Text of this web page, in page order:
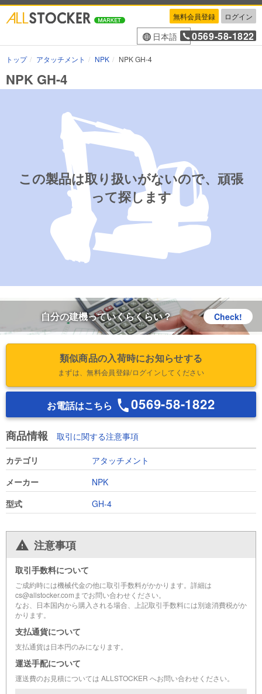
無料会員登録 ログイン
日本語 0569-58-1822
トップ アタッチメント NPK NPK GH-4
NPK GH-4
この製品は取り扱いがないので、頑張
って探します
自分の建機っていくらくらい？ Check!
類似商品の入荷時にお知らせする
まずは、無料会員登録/ログインしてください
お電話はこちら 0569-58-1822
商品情報 取引に関する注意事項
カテゴリ
アタッチメント
メーカー
NPK
型式
GH-4
注意事項
取引手数料について
ご成約時には機械代金の他に取引手数料がかかります。詳細は
cs@allstocker.comまでお問い合わせください。
なお、日本国内から購入される場合、上記取引手数料には別途消費税がか
かります。
支払通貨について
支払通貨は日本円のみになります。
運送手配について
運送費のお見積については ALLSTOCKER へお問い合わせください。